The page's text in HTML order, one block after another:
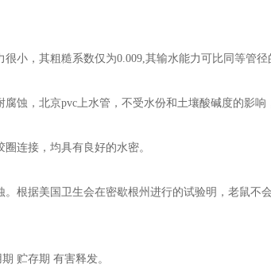
小，其粗糙系数仅为0.009,其输水能力可比同等管径
蚀，北京pvc上水管，不受水份和土壤酸碱度的影响
连接，均具有良好的水密。
根据美国卫生会在密歇根州进行的试验明，老鼠不
贮存期 有害释发。